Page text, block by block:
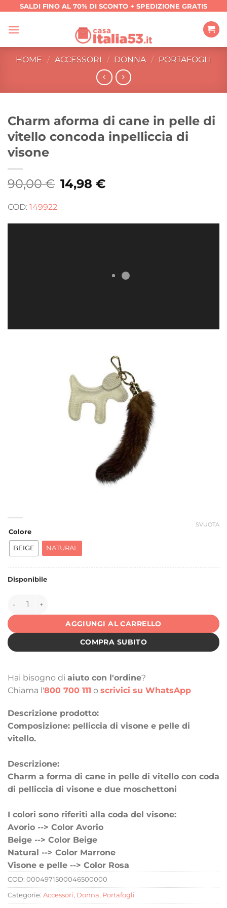
contenuti
SALDI FINO AL 70% DI SCONTO + SPEDIZIONE GRATIS
HOME / ACCESSORI / DONNA / PORTAFOGLI
Charm aforma di cane in pelle di
vitello concoda inpelliccia di
visone
90,00€ Il
prezzo
14,98€Il
prezzo
COD: 149922
Colore
BEIGE NATURAL
SVUOTA
Disponibile
149922 quantità
AGGIUNGI AL CARRELLO
COMPRA SUBITO
Hai bisogno di aiuto con l'ordine?
Chiama l'800 700 111 o scrivici su WhatsApp
Descrizione prodotto:
Composizione: pelliccia di visone e pelle di
vitello.
Descrizione:
Charm a forma di cane in pelle di vitello con coda
di pelliccia di visone e due moschettoni
I colori sono riferiti alla coda del visone:
Avorio --> Color Avorio
Beige --> Color Beige
Natural --> Color Marrone
Visone e pelle --> Color Rosa
COD: 0004971500046500000
Categorie: Accessori, Donna, Portafogli